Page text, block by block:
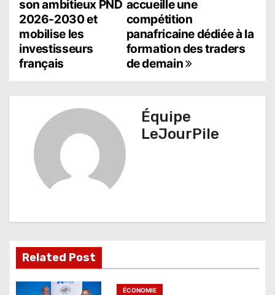
v
i
g
a
l
’
accueille une
compétition
panafricaine dédiée à la
formation des traders
de demain
son ambitieux PND
2026-2030 et
mobilise les
investisseurs
français
Équipe
LeJourPile
Related Post
ÉCONOMIE